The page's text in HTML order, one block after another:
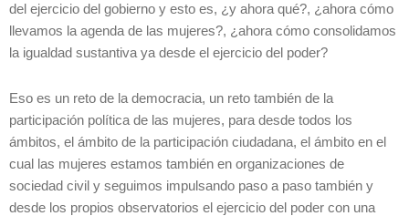
del ejercicio del gobierno y esto es, ¿y ahora qué?, ¿ahora cómo
llevamos la agenda de las mujeres?, ¿ahora cómo consolidamos
la igualdad sustantiva ya desde el ejercicio del poder?
Eso es un reto de la democracia, un reto también de la
participación política de las mujeres, para desde todos los
ámbitos, el ámbito de la participación ciudadana, el ámbito en el
cual las mujeres estamos también en organizaciones de
sociedad civil y seguimos impulsando paso a paso también y
desde los propios observatorios el ejercicio del poder con una